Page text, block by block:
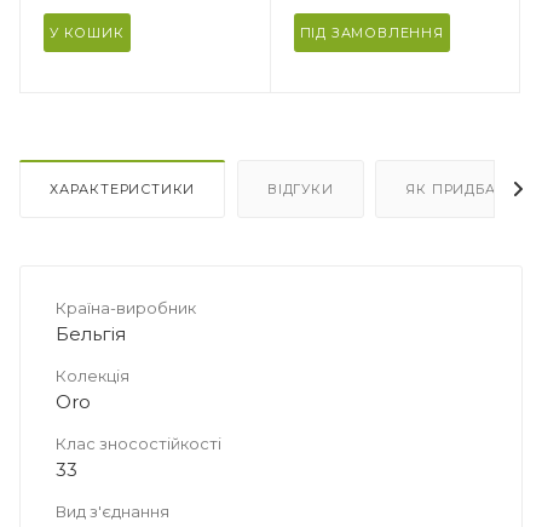
У КОШИК ПІД ЗАМОВЛЕННЯ
ХАРАКТЕРИСТИКИ ВІДГУКИ ЯК ПРИДБАТИ
Країна-виробник
Бельгія
Колекція
Oro
Клас зносостійкості
33
Вид з'єднання